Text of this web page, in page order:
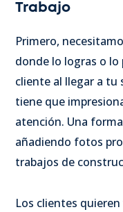
Trabajo
Primero,
donde lo logras o lo
cliente al llegar a tu
tiene que
atención. Una
añadiendo fotos
trabajos de
Los clientes